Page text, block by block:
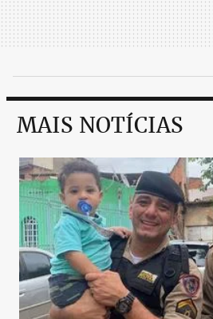
MAIS NOTÍCIAS